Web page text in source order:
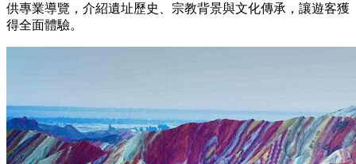
供專業導覽，介紹遺址歷史、宗教背景與文化傳承，讓遊客獲
得全面體驗。